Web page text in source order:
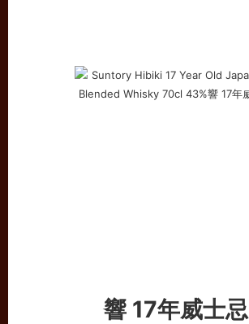
響 17年威士忌